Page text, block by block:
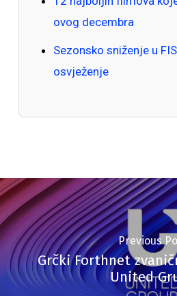
ovog decembra
Sezonsko sniženje u
osvježenje
Previous
Grčki Forthnet
United